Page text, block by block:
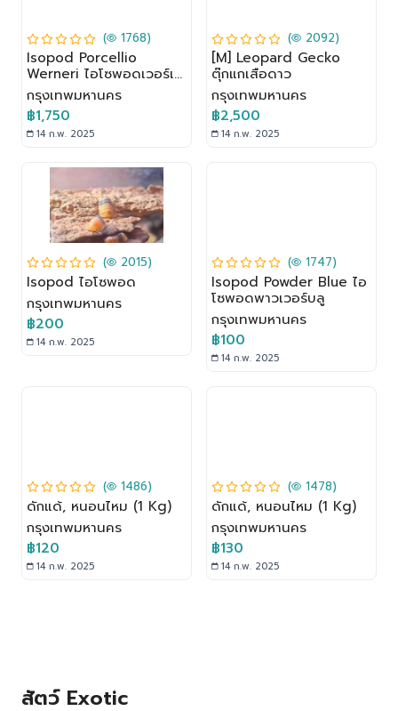
( 1768)
Isopod Porcellio
Werneri ไอโซพอดเวอร์เน
รี่
กรุงเทพมหานคร
฿1,750
14 ก.พ. 2025
( 2092)
[M] Leopard Gecko
ตุ๊กแกเสือดาว
กรุงเทพมหานคร
฿2,500
14 ก.พ. 2025
( 2015)
Isopod ไอโซพอด
กรุงเทพมหานคร
฿200
14 ก.พ. 2025
( 1747)
Isopod Powder Blue ไอ
โซพอดพาวเวอร์บลู
กรุงเทพมหานคร
฿100
14 ก.พ. 2025
( 1486)
ดักแด้, หนอนไหม (1 Kg)
กรุงเทพมหานคร
฿120
14 ก.พ. 2025
( 1478)
ดักแด้, หนอนไหม (1 Kg)
กรุงเทพมหานคร
฿130
14 ก.พ. 2025
สัตว์ Exotic